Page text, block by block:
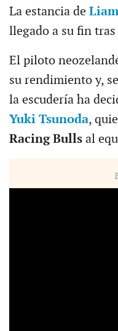
La estancia de
llegado a su fin
El piloto
su rendimiento y,
la escudería ha
Yuki Tsunoda,
Racing Bullsal